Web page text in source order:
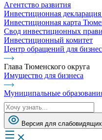
Агентство развития
Инвестиционная
Инвестиционная карта
Свод инвестиционных
Инвестиционный комитет
Центр обращений для
Глава Тюменского округа
Имущество для бизнеса
Муниципальные
Версия для слабовидящих